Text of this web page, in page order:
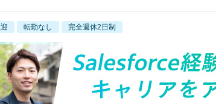
転勤なし 完全週休2日制